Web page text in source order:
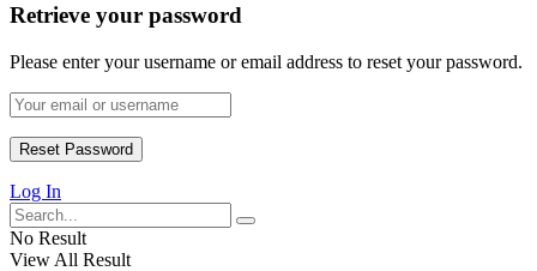
Retrieve your password
Please enter your username or email address to reset your password.
Log In
No Result
View All Result